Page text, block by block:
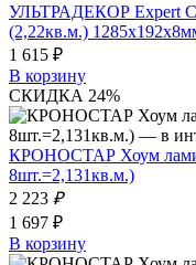
УЛЬТРАДЕКОР Expert
(2,22кв.м.)
1 615 ₽
В корзину
СКИДКА 24%
КРОНОСТАР Хоум
8шт.=2,131кв.м.)
2 223 ₽
1 697 ₽
В корзину